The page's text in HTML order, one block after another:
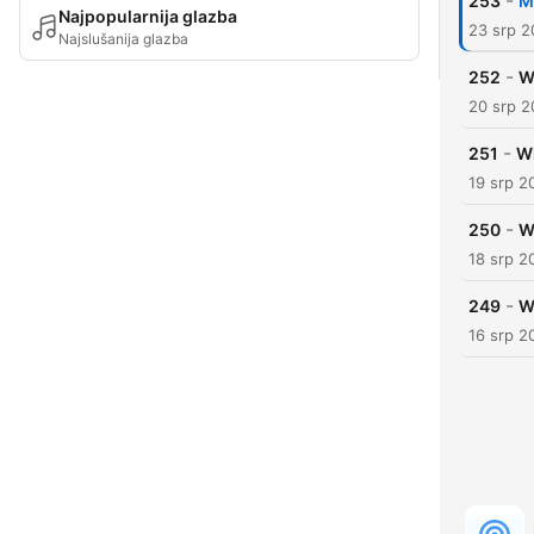
Najpopularnija glazba
Najslušanija glazba 23 srp
252 -
20 srp
251 -
19 srp
250 -
18 srp
249 -
16 srp